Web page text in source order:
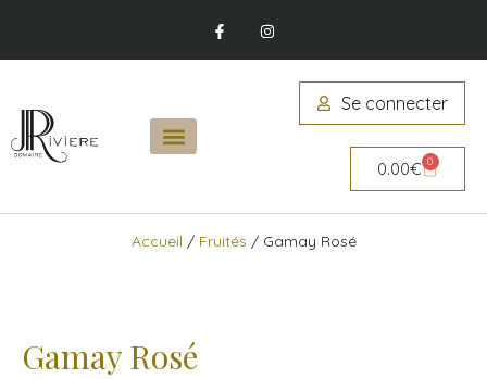
Se connecter
0.00€ 0
Accueil / Fruités / Gamay Rosé
Gamay Rosé